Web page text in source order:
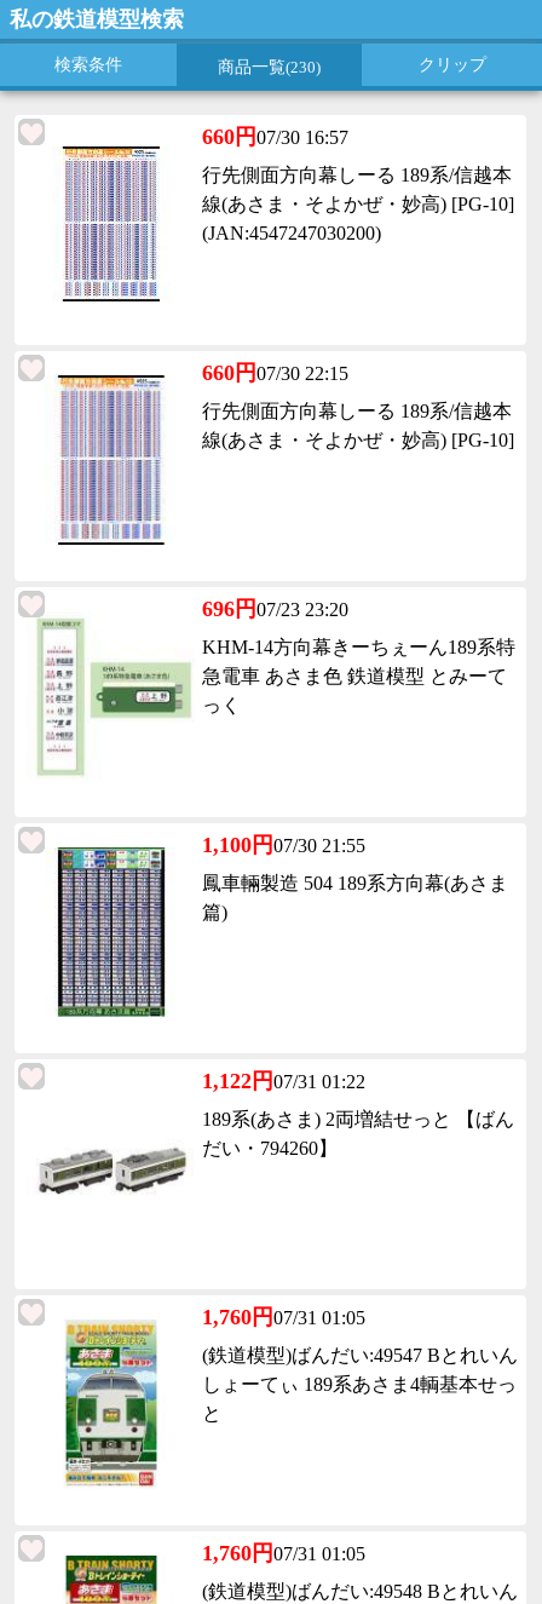
私の鉄道模型検索
検索条件 商品一覧(230) クリップ
660円07/30 16:57
行先側面方向幕しーる 189系/信越本
線(あさま・そよかぜ・妙高) [PG-10]
(JAN:4547247030200)
660円07/30 22:15
行先側面方向幕しーる 189系/信越本
線(あさま・そよかぜ・妙高) [PG-10]
696円07/23 23:20
KHM-14方向幕きーちぇーん189系特
急電車 あさま色 鉄道模型 とみーて
っく
1,100円07/30 21:55
鳳車輛製造 504 189系方向幕(あさま
篇)
1,122円07/31 01:22
189系(あさま) 2両増結せっと 【ばん
だい・794260】
1,760円07/31 01:05
(鉄道模型)ばんだい:49547 Bとれいん
しょーてぃ 189系あさま4輌基本せっ
と
1,760円07/31 01:05
(鉄道模型)ばんだい:49548 Bとれいん